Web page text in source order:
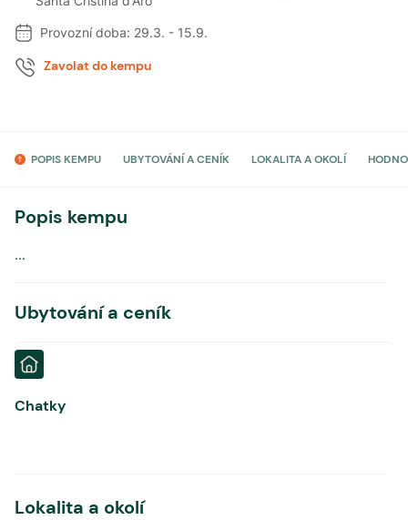
Provozní doba: 29.3. - 15.9.
Zavolat do kempu
POPIS KEMPU UBYTOVÁNÍ A CENÍK LOKALITA A OKOLÍ
Popis kempu
...
Ubytování a ceník
Chatky
Lokalita a okolí